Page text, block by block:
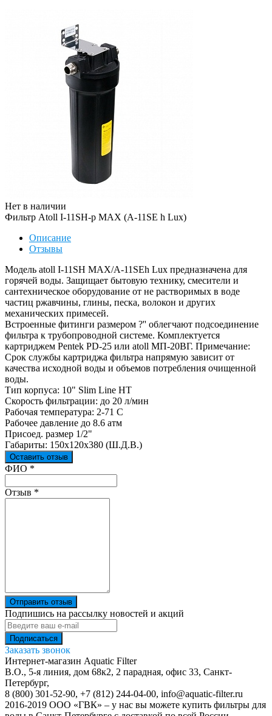
Нет в наличии
Фильтр Atoll I-11SH-p MAX (A-11SE h Lux)
Описание
Отзывы
Модель atoll I-11SH MAX/A-11SEh Lux предназначена для
горячей воды. Защищает бытовую технику, смесители и
сантехническое оборудование от не растворимых в воде
частиц ржавчины, глины, песка, волокон и других
механических примесей.
Встроенные фитинги размером ?'' облегчают подсоединение
фильтра к трубопроводной системе. Комплектуется
картриджем Pentek PD-25 или atoll МП-20ВГ. Примечание:
Срок службы картриджа фильтра напрямую зависит от
качества исходной воды и объемов потребления очищенной
воды.
Тип корпуса: 10" Slim Line НТ
Скорость фильтрации: до 20 л/мин
Рабочая температура: 2-71 С
Рабочее давление до 8.6 атм
Присоед. размер 1/2"
Габариты: 150x120x380 (Ш.Д.В.)
Оставить отзыв
Ваш отзыв был отправлен!
ФИО *
Отзыв *
Отправить отзыв
Подпишись на рассылку новостей и акций
Заказать звонок
Интернет-магазин Aquatic Filter
В.О., 5-я линия, дом 68к2, 2 парадная, офис 33, Санкт-
Петербург,
8 (800) 301-52-90, +7 (812) 244-04-00, info@aquatic-filter.ru
2016-2019 ООО «ГВК» – у нас вы можете купить фильтры для